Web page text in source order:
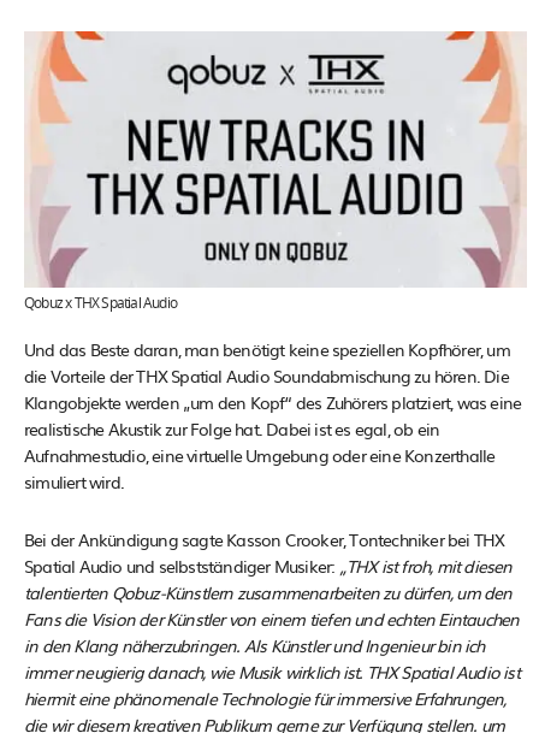
Qobuz x THX Spatial Audio
Und das Beste daran, man benötigt keine speziellen Kopfhörer, um
die Vorteile der THX Spatial Audio Soundabmischung zu hören. Die
Klangobjekte werden „um den Kopf“ des Zuhörers platziert, was eine
realistische Akustik zur Folge hat. Dabei ist es egal, ob ein
Aufnahmestudio, eine virtuelle Umgebung oder eine Konzerthalle
simuliert wird.
Bei der Ankündigung sagte Kasson Crooker, Tontechniker bei THX
Spatial Audio und selbstständiger Musiker: „THX ist froh, mit diesen
talentierten Qobuz-Künstlern zusammenarbeiten zu dürfen, um den
Fans die Vision der Künstler von einem tiefen und echten Eintauchen
in den Klang näherzubringen. Als Künstler und Ingenieur bin ich
immer neugierig danach, wie Musik wirklich ist. THX Spatial Audio ist
hiermit eine phänomenale Technologie für immersive Erfahrungen,
die wir diesem kreativen Publikum gerne zur Verfügung stellen. um